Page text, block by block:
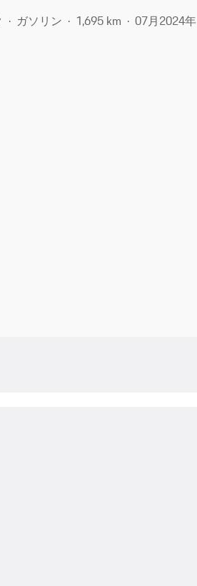
ガソリン 1,695 km 07月​2024年